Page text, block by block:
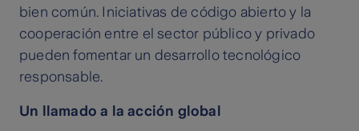
bien común. Iniciativas de código abierto y la
cooperación entre el sector público y privado
pueden fomentar un desarrollo tecnológico
responsable.
Un llamado a la acción global